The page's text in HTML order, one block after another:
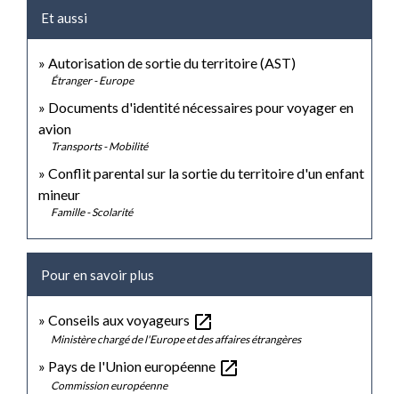
Et aussi
Autorisation de sortie du territoire (AST)
Étranger - Europe
Documents d'identité nécessaires pour voyager en
avion
Transports - Mobilité
Conflit parental sur la sortie du territoire d'un enfant
mineur
Famille - Scolarité
Pour en savoir plus
Conseils aux voyageurs open_in_new
Ministère chargé de l'Europe et des affaires étrangères
Pays de l'Union européenne open_in_new
Commission européenne